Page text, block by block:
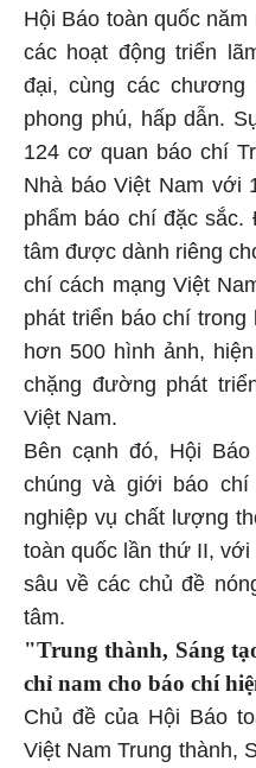
Hội Báo toàn quốc
các hoạt động triển
đại, cùng các chương
phong phú, hấp dẫn.
124 cơ quan báo chí
Nhà báo Việt Nam với
phẩm báo chí đặc sắc.
tâm được dành riêng
chí cách mạng Việt
phát triển báo chí
hơn 500 hình ảnh,
chặng đường phát
Việt Nam.
Bên cạnh đó, Hội
chúng và giới báo
nghiệp vụ chất lượng
toàn quốc lần thứ II,
sâu về các chủ đề
tâm.
"Trung thành, Sáng
chỉ nam cho báo chí
Chủ đề của Hội Báo
Việt Nam Trung thành,